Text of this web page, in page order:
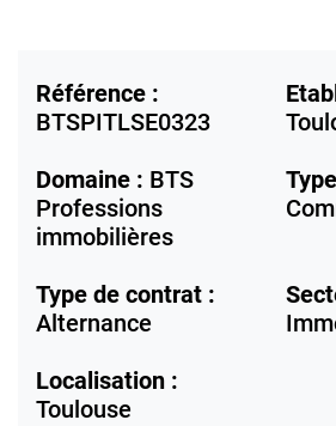
Référence :
BTSPITLSE0323
Domaine : BTS
Professions
immobilières
Type de contrat :
Alternance
Localisation :
Toulouse